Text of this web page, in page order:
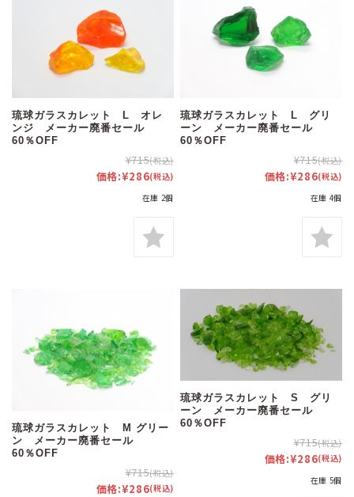
琉球ガラスカレット L オレ
ンジ メーカー廃番セール
60％OFF
¥715(税込)
価格:¥286(税込)
在庫 2個
琉球ガラスカレット L グリ
ーン メーカー廃番セール
60％OFF
¥715(税込)
価格:¥286(税込)
在庫 4個
琉球ガラスカレット M グリー
ン メーカー廃番セール
60％OFF
¥715(税込)
価格:¥286(税込)
琉球ガラスカレット S グリ
ーン メーカー廃番セール
60％OFF
¥715(税込)
価格:¥286(税込)
在庫 5個